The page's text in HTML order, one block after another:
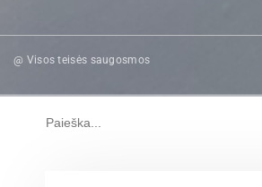
@ Visos teisės saugosmos